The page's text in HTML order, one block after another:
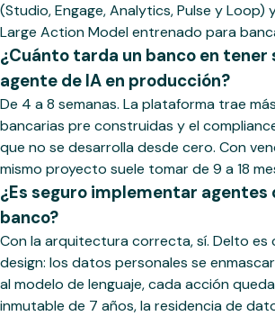
(Studio, Engage, Analytics, Pulse y Loop)
Large Action Model entrenado para
¿Cuánto tarda un banco en tener
agente de IA en producción?
De 4 a 8 semanas. La plataforma trae
bancarias pre construidas y el
que no se desarrolla desde cero. Con
mismo proyecto suele tomar de 9 a 18
¿Es seguro implementar agentes
banco?
Con la arquitectura correcta, sí. Delto es
design: los datos personales se
al modelo de lenguaje, cada acción
inmutable de 7 años, la residencia de